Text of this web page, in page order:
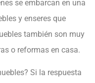
se embarcan en una
y enseres que
también son muy
o reformas en casa.
Si la respuesta